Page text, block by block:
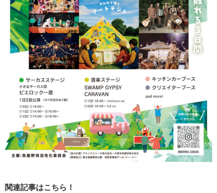
関連記事はこちら！